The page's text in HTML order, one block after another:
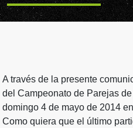
A través de la presente
del Campeonato de Parejas
domingo 4 de mayo de 2014
Como quiera que el último